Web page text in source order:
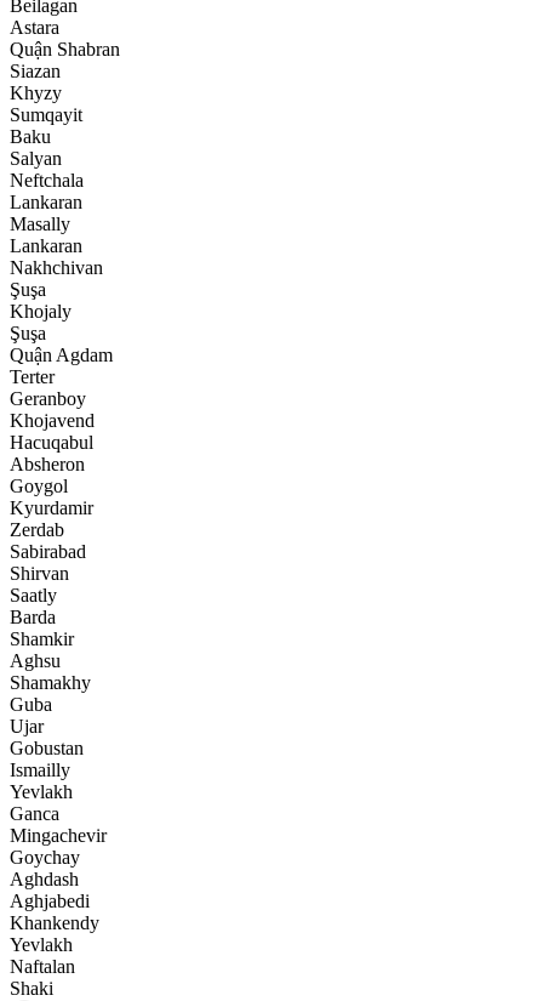
Beilagan
Astara
Quận Shabran
Siazan
Khyzy
Sumqayit
Baku
Salyan
Neftchala
Lankaran
Masally
Lankaran
Nakhchivan
Şuşa
Khojaly
Şuşa
Quận Agdam
Terter
Geranboy
Khojavend
Hacuqabul
Absheron
Goygol
Kyurdamir
Zerdab
Sabirabad
Shirvan
Saatly
Barda
Shamkir
Aghsu
Shamakhy
Guba
Ujar
Gobustan
Ismailly
Yevlakh
Ganca
Mingachevir
Goychay
Aghdash
Aghjabedi
Khankendy
Yevlakh
Naftalan
Shaki